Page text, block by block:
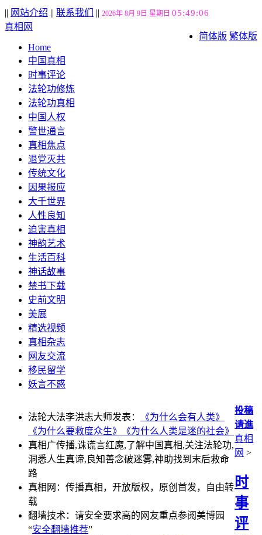
|| 网站介绍 || 联系我们 || 2026年 8月 9日 星期日 05:49:07
简体版 繁体版
真相网
Home
中国真相
时事评论
法轮功修炼
法轮功真相
中国人权
警世通言
真相焦点
退党灭共
传统文化
因果报应
大千世界
人性良知
迫害真相
神韵艺术
生活百科
神话故事
禁书下载
史前文明
美展
精选视频
真相杂志
网友交流
移民留学
妖言不惑
法轮大法李洪志大师发表：
《为什么会有人类》
《为什么要救度众生》
《为什么人类是迷的社会》
真相广传播,诛谎言红魔,了解中国真相,关注法轮功,
洞悉人生真谛,良知善念破迷雾,神助找到末后救命
路
真相网：传播真相，开放版权，原创首发，自由转
载
翻墙技术：请安全要求高的网友重点参阅美博园
“安全翻墙推荐”
投稿
请進
真相
网 >
时
事
评